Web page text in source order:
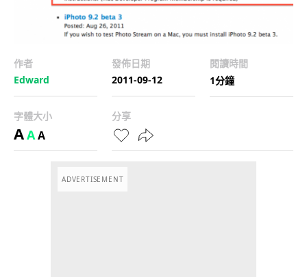
作者
Edward
發佈日期
2011-09-12
閱讀時間
1分鐘
字體大小
AAA
分享
ADVERTISEMENT